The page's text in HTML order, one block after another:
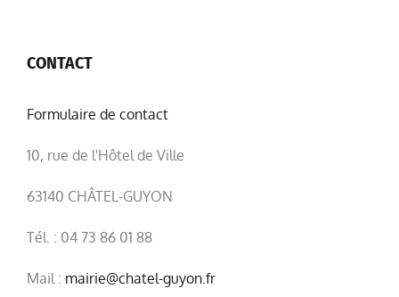
CONTACT
Formulaire de contact
10, rue de l'Hôtel de Ville
63140 CHÂTEL-GUYON
Tél. : 04 73 86 01 88
Mail : mairie@chatel-guyon.fr